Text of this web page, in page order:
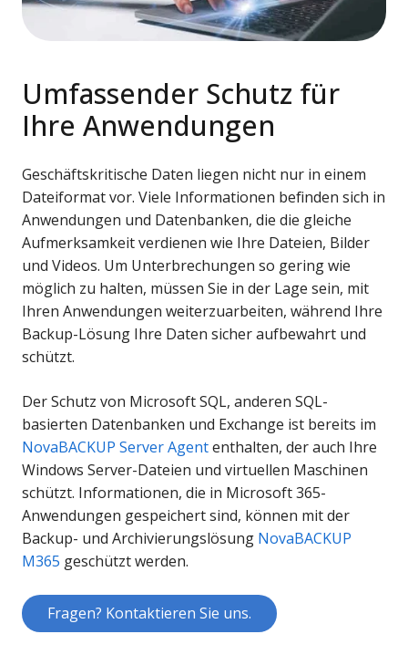
Umfassender Schutz für
Ihre Anwendungen
Geschäftskritische Daten liegen nicht nur in einem
Dateiformat vor. Viele Informationen befinden sich in
Anwendungen und Datenbanken, die die gleiche
Aufmerksamkeit verdienen wie Ihre Dateien, Bilder
und Videos. Um Unterbrechungen so gering wie
möglich zu halten, müssen Sie in der Lage sein, mit
Ihren Anwendungen weiterzuarbeiten, während Ihre
Backup-Lösung Ihre Daten sicher aufbewahrt und
schützt.
Der Schutz von Microsoft SQL, anderen SQL-
basierten Datenbanken und Exchange ist bereits im
NovaBACKUP Server Agententhalten, der auch Ihre
Windows Server-Dateien und virtuellen Maschinen
schützt. Informationen, die in Microsoft 365-
Anwendungen gespeichert sind, können mit der
Backup- und Archivierungslösung NovaBACKUP
M365 geschützt werden.
Fragen? Kontaktieren Sie uns.